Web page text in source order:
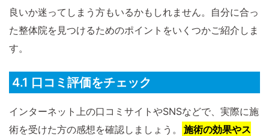
良いか迷ってしまう方もいるかもしれません。自分に合っ
た整体院を見つけるためのポイントをいくつかご紹介しま
す。
4.1 口コミ評価をチェック
インターネット上の口コミサイトやSNSなどで、実際に施
術を受けた方の感想を確認しましょう。
施術の効果やス